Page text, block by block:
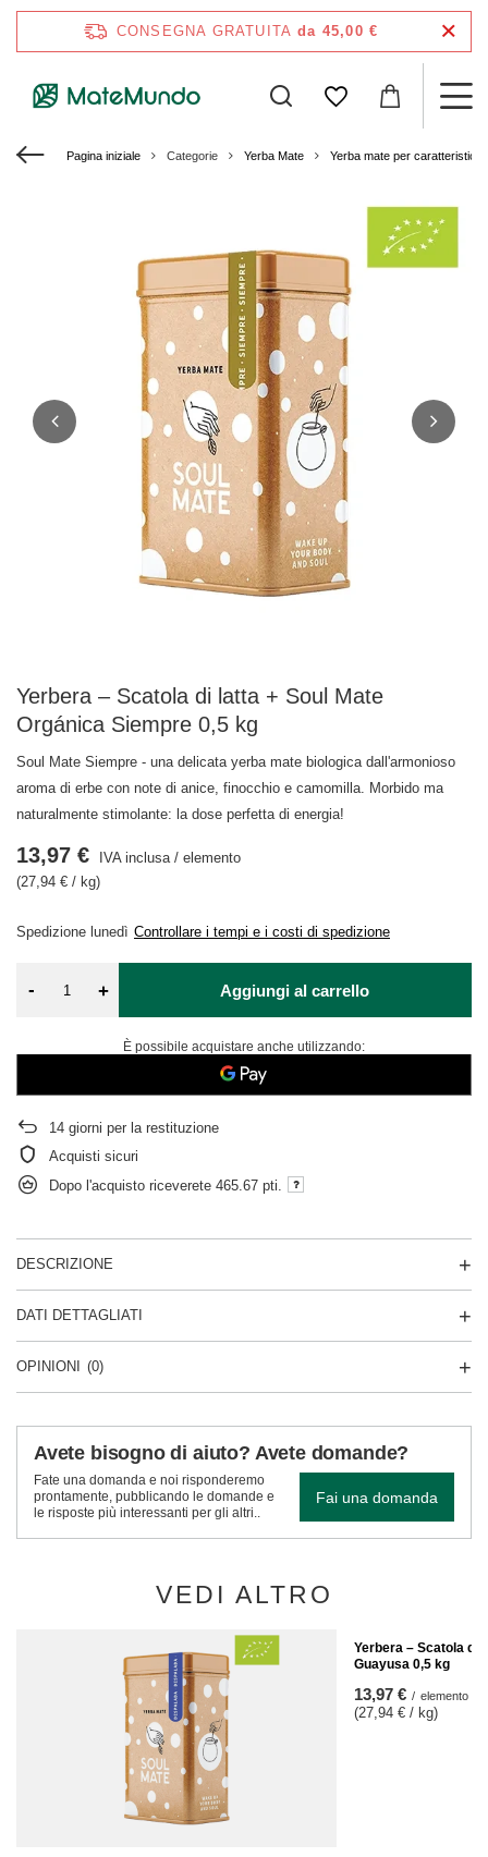
CONSEGNA GRATUITA da 45,00 €
Pagina iniziale Categorie Yerba Mate Yerba mate per caratteristiche
Yerbera – Scatola di latta + Soul Mate
Orgánica Siempre 0,5 kg
Soul Mate Siempre - una delicata yerba mate biologica dall'armonioso
aroma di erbe con note di anice, finocchio e camomilla. Morbido ma
naturalmente stimolante: la dose perfetta di energia!
Spedizione lunedì Controllare i tempi e i costi di spedizione
13,97 € IVA inclusa/ elemento
(27,94 € / kg)
- + Aggiungi al carrello
È possibile acquistare anche utilizzando:
14 giorni per la restituzione
Acquisti sicuri
Dopo l'acquisto riceverete 465.67 pti.
DESCRIZIONE
DATI DETTAGLIATI
OPINIONI (0)
Avete bisogno di aiuto? Avete domande?
Fate una domanda e noi risponderemo
prontamente, pubblicando le domande e
le risposte più interessanti per gli altri..
Fai una domanda
VEDI ALTRO
Yerbera – Scatola di
Guayusa 0,5 kg
13,97 € / elemento
(27,94 € / kg)